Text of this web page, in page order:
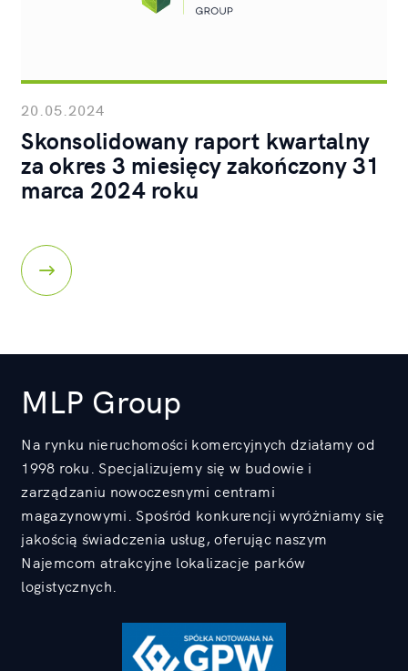
20.05.2024
Skonsolidowany raport kwartalny
za okres 3 miesięcy zakończony 31
marca 2024 roku
MLP Group
Na rynku nieruchomości komercyjnych działamy od
1998 roku. Specjalizujemy się w budowie i
zarządzaniu nowoczesnymi centrami
magazynowymi. Spośród konkurencji wyróżniamy się
jakością świadczenia usług, oferując naszym
Najemcom atrakcyjne lokalizacje parków
logistycznych.